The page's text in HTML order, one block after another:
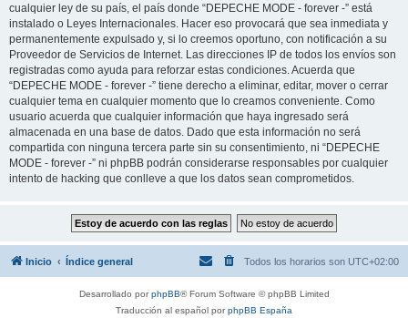
cualquier ley de su país, el país donde “DEPECHE MODE - forever -” está
instalado o Leyes Internacionales. Hacer eso provocará que sea inmediata y
permanentemente expulsado y, si lo creemos oportuno, con notificación a su
Proveedor de Servicios de Internet. Las direcciones IP de todos los envíos son
registradas como ayuda para reforzar estas condiciones. Acuerda que
“DEPECHE MODE - forever -” tiene derecho a eliminar, editar, mover o cerrar
cualquier tema en cualquier momento que lo creamos conveniente. Como
usuario acuerda que cualquier información que haya ingresado será
almacenada en una base de datos. Dado que esta información no será
compartida con ninguna tercera parte sin su consentimiento, ni “DEPECHE
MODE - forever -” ni phpBB podrán considerarse responsables por cualquier
intento de hacking que conlleve a que los datos sean comprometidos.
Inicio Índice general Todos los horarios son UTC+02:00
Desarrollado porphpBB® Forum Software © phpBB Limited
Traducción al español porphpBB España